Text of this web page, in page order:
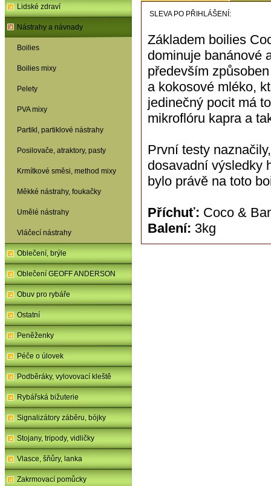
Lidské zdraví
Nástrahy a návnady
Boilies
Boilies mixy
Pelety
PVA mixy
Partikl, partiklové nástrahy
Posilovače, atraktory, pasty
Krmítkové směsi, method mixy
Měkké nástrahy, foukačky
Umělé nástrahy
Vláčecí nástrahy
Oblečení, brýle
Oblečení GEOFF ANDERSON
Obuv pro rybáře
Ostatní
Peněženky
Péče o úlovek
Podběráky, vylovovací kleště
Rybářská bižuterie
Signalizátory záběru, bójky
Stojany, tripody, vidličky
Vlasce, šňůry, lanka
Zakrmovací pomůcky
SLEVA PO PŘIHLÁŠENÍ:
Základem boilies
dominuje banánové
především
a kokosové mléko,
jedinečný pocit má
mikroflóru kapra a
První testy
dosavadní výsledky
bylo právě na toto
Příchuť: Coco &
Balení: 3kg